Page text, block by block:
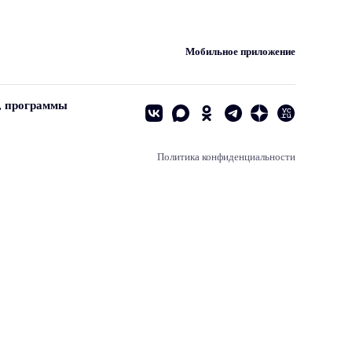
Мобильное приложение
программы
Политика конфиденциальности